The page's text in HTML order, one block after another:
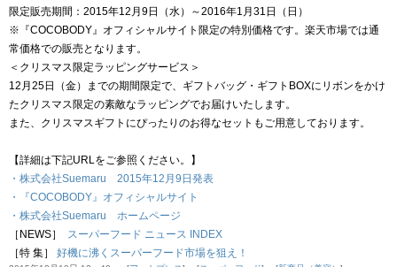
限定販売期間：2015年12月9日（水）～2016年1月31日（日）
※『COCOBODY』オフィシャルサイト限定の特別価格です。楽天市場では通
常価格での販売となります。
＜クリスマス限定ラッピングサービス＞
12月25日（金）までの期間限定で、ギフトバッグ・ギフトBOXにリボンをかけ
たクリスマス限定の素敵なラッピングでお届けいたします。
また、クリスマスギフトにぴったりのお得なセットもご用意しております。
【詳細は下記URLをご参照ください。】
・株式会社Suemaru 2015年12月9日発表
・『COCOBODY』オフィシャルサイト
・株式会社Suemaru ホームページ
［NEWS］ スーパーフード ニュース INDEX
［特 集］ 好機に沸くスーパーフード市場を狙え！